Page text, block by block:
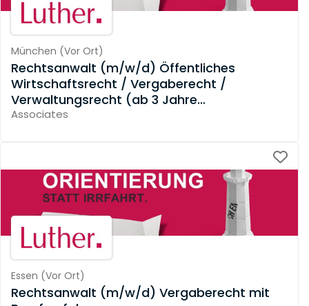
München (Vor Ort)
Rechtsanwalt (m/w/d) Öffentliches
Wirtschaftsrecht / Vergaberecht /
Verwaltungsrecht (ab 3 Jahre
Berufserfahrung)
Associates
Essen (Vor Ort)
Rechtsanwalt (m/w/d) Vergaberecht mit